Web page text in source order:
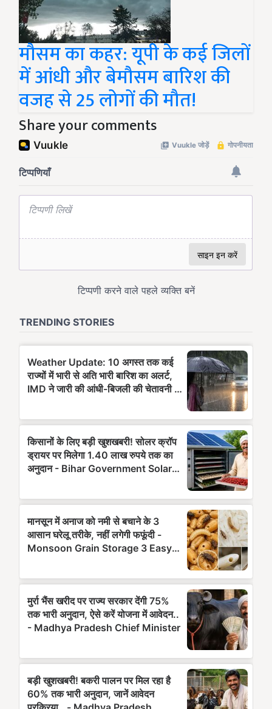
मौसम का कहर: यूपी के कई जिलों
में आंधी और बेमौसम बारिश की
वजह से 25 लोगों की मौत!
Share your comments